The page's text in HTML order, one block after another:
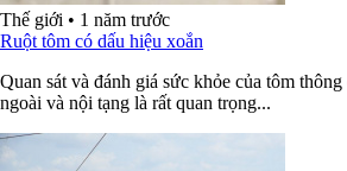
Thế giới • 1 năm trước
Ruột tôm có dấu hiệu xoắn
Quan sát và đánh giá sức khỏe của tôm thông
ngoài và nội tạng là rất quan trọng...